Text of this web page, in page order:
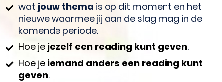
wat jouw thema is op dit moment en het
nieuwe waarmee jij aan de slag mag in de
komende periode.
Hoe je jezelf een reading kunt geven.
Hoe je iemand anders een reading kunt
geven.